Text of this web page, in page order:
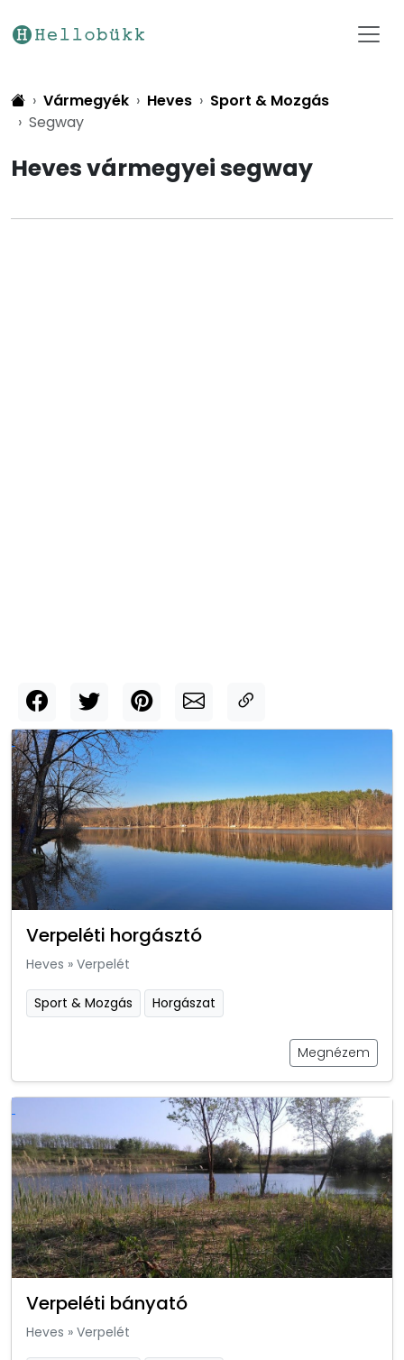
Vármegyék Heves
Sport & Mozgás
Segway
Heves vármegyei segway
Verpeléti horgásztó
Heves » Verpelét
Sport & Mozgás Horgászat
Megnézem
Verpeléti bányató
Heves » Verpelét